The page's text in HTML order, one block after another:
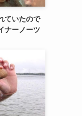
ていたので
ナーノーツ